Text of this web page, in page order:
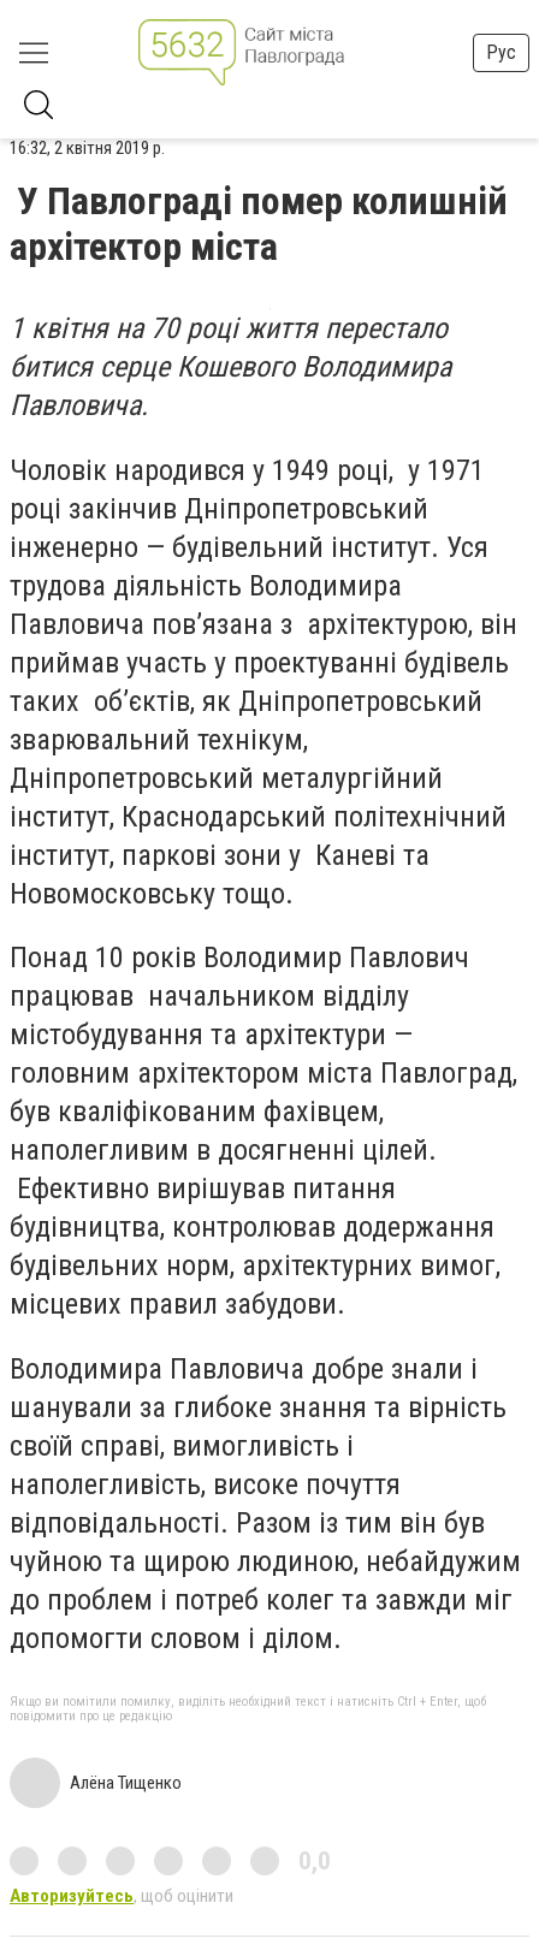
Рус
16:32, 2 квітня 2019 р.
У Павлограді помер колишній
архітектор міста
1 квітня на 70 році життя перестало
битися серце Кошевого Володимира
Павловича.
Чоловік народився у 1949 році, у 1971
році закінчив Дніпропетровський
інженерно — будівельний інститут. Уся
трудова діяльність Володимира
Павловича пов’язана з архітектурою, він
приймав участь у проектуванні будівель
таких об’єктів, як Дніпропетровський
зварювальний технікум,
Дніпропетровський металургійний
інститут, Краснодарський політехнічний
інститут, паркові зони у Каневі та
Новомосковську тощо.
Понад 10 років Володимир Павлович
працював начальником відділу
містобудування та архітектури —
головним архітектором міста Павлоград,
був кваліфікованим фахівцем,
наполегливим в досягненні цілей.
Ефективно вирішував питання
будівництва, контролював додержання
будівельних норм, архітектурних вимог,
місцевих правил забудови.
Володимира Павловича добре знали і
шанували за глибоке знання та вірність
своїй справі, вимогливість і
наполегливість, високе почуття
відповідальності. Разом із тим він був
чуйною та щирою людиною, небайдужим
до проблем і потреб колег та завжди міг
допомогти словом і ділом.
Якщо ви помітили помилку, виділіть необхідний текст і натисніть Ctrl + Enter, щоб
повідомити про це редакцію
Алёна Тищенко
0,0
Авторизуйтесь, щоб оцінити